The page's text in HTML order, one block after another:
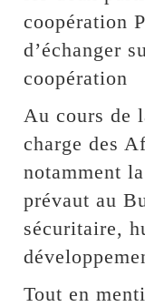
coopération
d’échanger
coopération
Au cours de
charge des
notamment
prévaut au
sécuritaire,
Tout en